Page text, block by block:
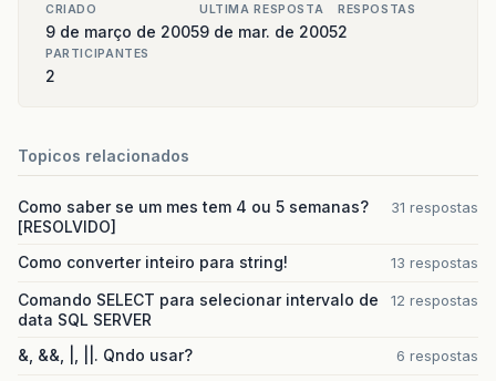
CRIADO
9 de março de 2005
ULTIMA RESPOSTA
9 de mar. de 2005
RESPOSTAS
2
PARTICIPANTES
2
Topicos relacionados
Como saber se um mes tem 4 ou 5 semanas?
[RESOLVIDO]
31 respostas
Como converter inteiro para string! 13 respostas
Comando SELECT para selecionar intervalo de
data SQL SERVER
12 respostas
&, &&, |, ||. Qndo usar? 6 respostas